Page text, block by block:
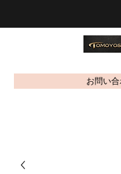
お問い